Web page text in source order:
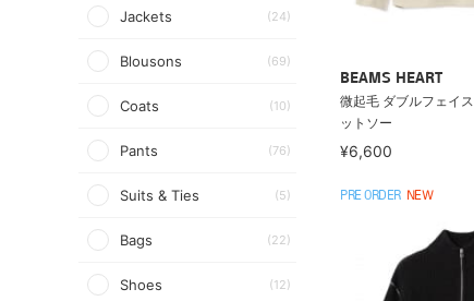
Jackets (24)
Blousons (69)
Coats (10)
Pants (76)
Suits & Ties (5)
Bags (22)
Shoes (12)
BEAMS HEART
微起毛 ダブルフェイ
ットソー
¥6,600
PRE ORDER NEW